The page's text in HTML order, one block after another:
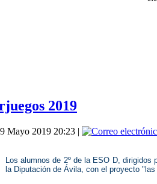
2019
Mayo 2019 20:23 |
Los alumnos de 2º de la ESO D,
la Diputación de Ávila, con el proyecto